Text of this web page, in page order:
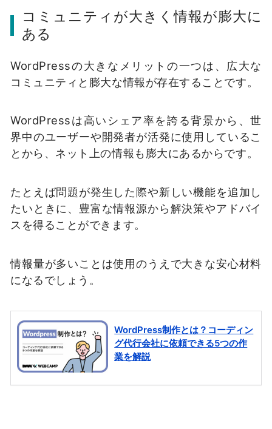
コミュニティが大きく情報が膨大に
ある
WordPressの大きなメリットの一つは、広大な
コミュニティと膨大な情報が存在することです。
WordPressは高いシェア率を誇る背景から、世
界中のユーザーや開発者が活発に使用しているこ
とから、ネット上の情報も膨大にあるからです。
たとえば問題が発生した際や新しい機能を追加し
たいときに、豊富な情報源から解決策やアドバイ
スを得ることができます。
情報量が多いことは使用のうえで大きな安心材料
になるでしょう。